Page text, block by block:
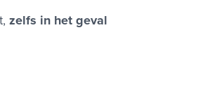
zelfs in het geval